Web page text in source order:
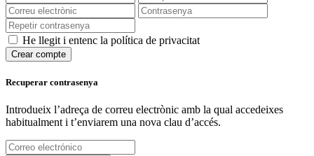
He llegit i entenc la política de privacitat
Crear compte
Recuperar contrasenya
Introdueix l’adreça de correu electrònic amb la qual accedeixes
habitualment i t’enviarem una nova clau d’accés.